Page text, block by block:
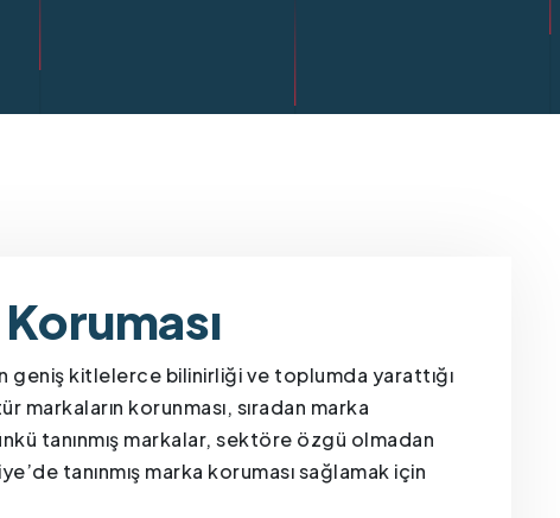
geniş kitlelerce bilinirliği ve toplumda yarattığı
markaların korunması, sıradan marka
tanınmış markalar, sektöre özgü olmadan
tanınmış marka koruması sağlamak için